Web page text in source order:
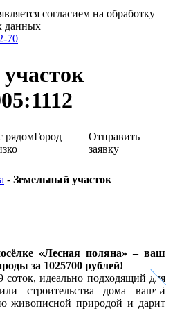
согласием на обработку
данных
70
рядомГород
Отправить
заявку
- Земельный участок
«Лесная поляна» – ваш
за 1025700 рублей!
идеально подходящий для
строительства дома вашей
живописной природой и дарит